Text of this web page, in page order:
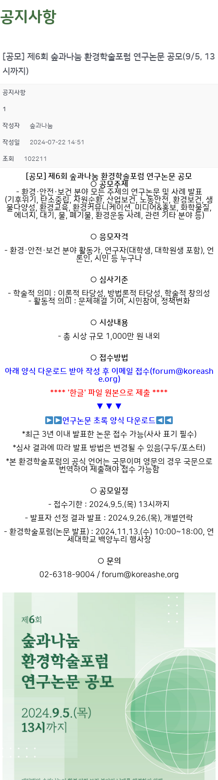
공지사항
[공모] 제6회 숲과나눔 환경학술포럼 연구논문 공모(9/5, 13
시까지)
공지사항
1
작성자 숲과나눔
작성일 2024-07-22 14:51
조회 102211
[공모] 제6회 숲과나눔 환경학술포럼 연구논문 공모
○ 공모주제
- 환경·안전·보건 분야 모든 주제의 연구논문 및 사례 발표
(기후위기, 탄소중립, 자원순환, 산업보건, 노동안전, 환경보건, 생
물다양성, 환경교육, 환경커뮤니케이션, 미디어&홍보, 화학물질,
에너지, 대기, 물, 폐기물, 환경운동 사례, 관련 기타 분야 등)
○ 응모자격
- 환경·안전·보건 분야 활동가, 연구자(대학생, 대학원생 포함), 언
론인, 시민 등 누구나
○ 심사기준
- 학술적 의미 : 이론적 타당성, 방법론적 타당성, 학술적 창의성
- 활동적 의미 : 문제해결 기여, 시민참여, 정책변화
○ 시상내용
- 총 시상 규모 1,000만 원 내외
○ 접수방법
아래 양식 다운로드 받아 작성 후 이메일 접수(forum@koreash
e.org)
**** '한글' 파일 원본으로 제출 ****
▼ ▼ ▼
연구논문 초록 양식 다운로드
*최근 3년 이내 발표한 논문 접수 가능(사사 표기 필수)
*심사 결과에 따라 발표 방법은 변경될 수 있음(구두/포스터)
*본 환경학술포럼의 공식 언어는 국문이며 영문의 경우 국문으로
번역하여 제출해야 접수 가능함
○ 공모일정
- 접수기한 : 2024.9.5.(목) 13시까지
- 발표자 선정 결과 발표 : 2024.9.26.(목), 개별연락
- 환경학술포럼(논문 발표) : 2024.11.13.(수) 10:00~18:00, 연
세대학교 백양누리 행사장
○ 문의
02-6318-9004 / forum@koreashe.org